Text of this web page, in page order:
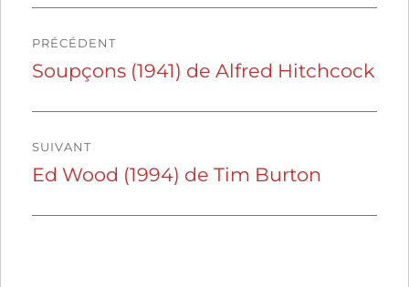
de
PRÉCÉDENT
Publication
Soupçons (1941) de Alfred Hitchcock
SUIVANT
Publication
Ed Wood (1994) de Tim Burton